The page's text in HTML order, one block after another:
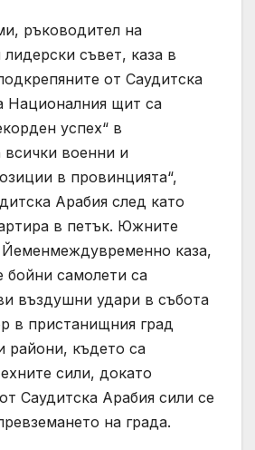
ръководител на
лидерски съвет, каза в
от Саудитска
Националния щит са
успех“ в
военни и
в провинцията“,
Арабия след като
в петък. Южните
Йеменмеждувременно каза,
бойни самолети са
въздушни удари в събота
в пристанищния град
райони, където са
сили, докато
Саудитска Арабия сили се
на града.